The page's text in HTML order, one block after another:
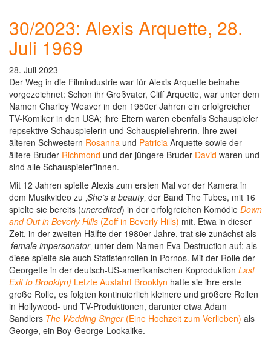
30/2023: Alexis Arquette, 28.
Juli 1969
28. Juli 2023
Der Weg in die Filmindustrie war für Alexis Arquette beinahe
vorgezeichnet: Schon ihr Großvater, Cliff Arquette, war unter dem
Namen Charley Weaver in den 1950er Jahren ein erfolgreicher
TV-Komiker in den USA; ihre Eltern waren ebenfalls Schauspieler
repsektive Schauspielerin und Schauspiellehrerin. Ihre zwei
älteren Schwestern Rosanna und Patricia Arquette sowie der
ältere Bruder Richmond und der jüngere Bruder David waren und
sind alle Schauspieler*innen.
Mit 12 Jahren spielte Alexis zum ersten Mal vor der Kamera in
dem Musikvideo zu ‚She’s a beauty‚ der Band The Tubes, mit 16
spielte sie bereits (uncredited) in der erfolgreichen Komödie Down
and Out in Beverly Hills (Zoff in Beverly Hills) mit. Etwa in dieser
Zeit, in der zweiten Hälfte der 1980er Jahre, trat sie zunächst als
‚female impersonator‚ unter dem Namen Eva Destruction auf; als
diese spielte sie auch Statistenrollen in Pornos. Mit der Rolle der
Georgette in der deutsch-US-amerikanischen Koproduktion Last
Exit to Brooklyn) Letzte Ausfahrt Brooklyn hatte sie ihre erste
große Rolle, es folgten kontinuierlich kleinere und größere Rollen
in Hollywood- und TV-Produktionen, darunter etwa Adam
Sandlers The Wedding Singer(Eine Hochzeit zum Verlieben) als
George, ein Boy-George-Lookalike.